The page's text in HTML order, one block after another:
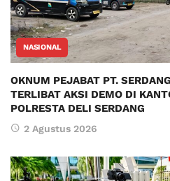
NASIONAL
OKNUM PEJABAT PT.
TERLIBAT AKSI DEMO DI
POLRESTA DELI SERDANG
2 Agustus 2026